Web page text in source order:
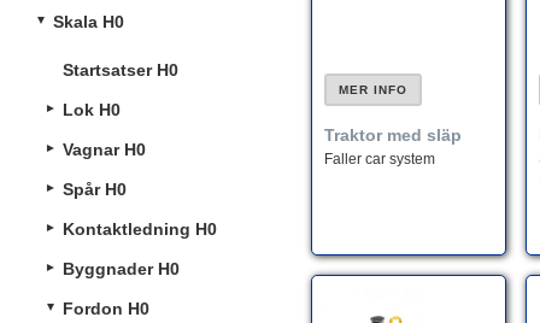
Skala H0
Startsatser H0
Lok H0
Vagnar H0
Spår H0
Kontaktledning H0
Byggnader H0
Fordon H0
MER INFO
Traktor med släp
Faller car system